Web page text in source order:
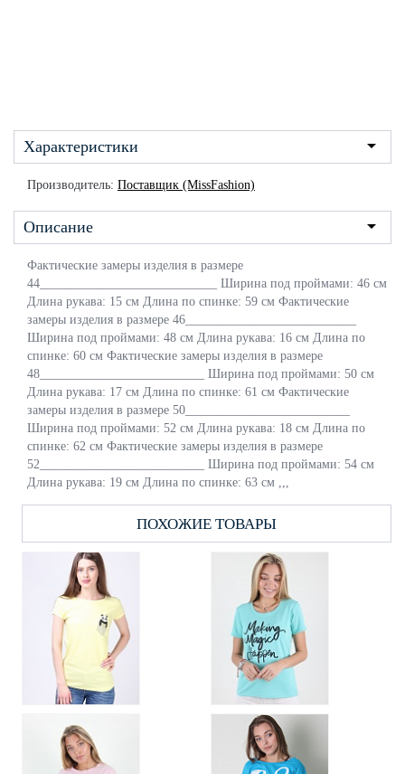
Характеристики
Производитель: Поставщик (MissFashion)
Описание
Фактические замеры изделия в размере
44____________________________ Ширина под проймами: 46 см
Длина рукава: 15 см Длина по спинке: 59 см Фактические
замеры изделия в размере 46___________________________
Ширина под проймами: 48 см Длина рукава: 16 см Длина по
спинке: 60 см Фактические замеры изделия в размере
48__________________________ Ширина под проймами: 50 см
Длина рукава: 17 см Длина по спинке: 61 см Фактические
замеры изделия в размере 50__________________________
Ширина под проймами: 52 см Длина рукава: 18 см Длина по
спинке: 62 см Фактические замеры изделия в размере
52__________________________ Ширина под проймами: 54 см
Длина рукава: 19 см Длина по спинке: 63 см ,,,
ПОХОЖИЕ ТОВАРЫ